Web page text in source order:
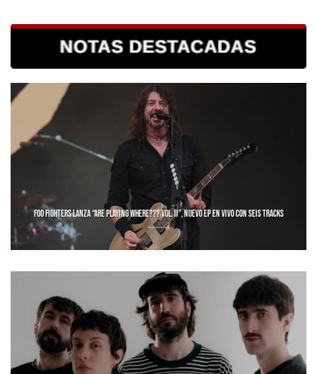
FOO FIGHTERS LANZA “ARE PLAYING WHERE??? VOL. II”, NUEVO EP EN VIVO CON SEIS TRACKS